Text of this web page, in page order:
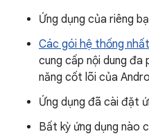
Ứng dụng của riêng
Các gói hệ thống
cung cấp nội dung đa
năng cốt lõi của
Ứng dụng đã cài đặt
Bất kỳ ứng dụng nào